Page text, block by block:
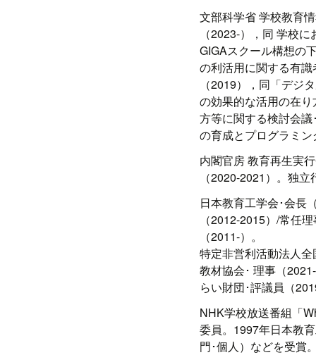
文部科学省 学校教育
（2023-），同 学校
GIGAスクール構想の
の利活用に関する有
（2019），同「デジ
の効果的な活用の在
方等に関する検討会
の育成とプログラミ
内閣官房 教育再生実
（2020-2021）。独
日本教育工学会･会長
（2012-2015）/常任
（2011-）。
特定非営利活動法人
教材協会･ 理事（
らい財団･評議員（
NHK学校放送番組「
委員。1997年日本教
門･個人）などを受賞